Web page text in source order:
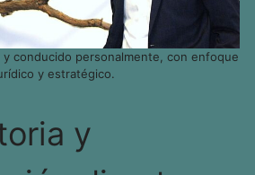
y conducido personalmente, con enfoque
y estratégico.
y